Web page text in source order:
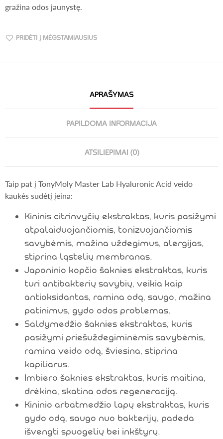
gražina odos jaunystę.
PRIDĖTI Į MĖGSTAMIAUSIUS
APRAŠYMAS
PAPILDOMA INFORMACIJA
ATSILIEPIMAI (0)
Taip pat į TonyMoly Master Lab Hyaluronic Acid veido
kaukės sudėtį įeina:
Kininis citrinvyčių ekstraktas, kuris pasižymi
atpalaiduojančiomis, tonizuojančiomis
savybėmis, mažina uždegimus, alergijas,
stiprina ląstelių membranas.
Japoninio kopčio šaknies ekstraktas, kuris
turi antibakterių savybių, veikia kaip
antioksidantas, ramina odą, saugo, mažina
patinimus, gydo odos problemas.
Saldymedžio šaknies ekstraktas, kuris
pasižymi priešuždegiminėmis savybėmis,
ramina veido odą, šviesina, stiprina
kapiliarus.
Imbiero šaknies ekstraktas, kuris maitina,
drėkina, skatina odos regeneraciją.
Kininio arbatmedžio lapų ekstraktas, kuris
gydo odą, saugo nuo bakterijų, padeda
išvengti spuogelių bei inkštyrų.